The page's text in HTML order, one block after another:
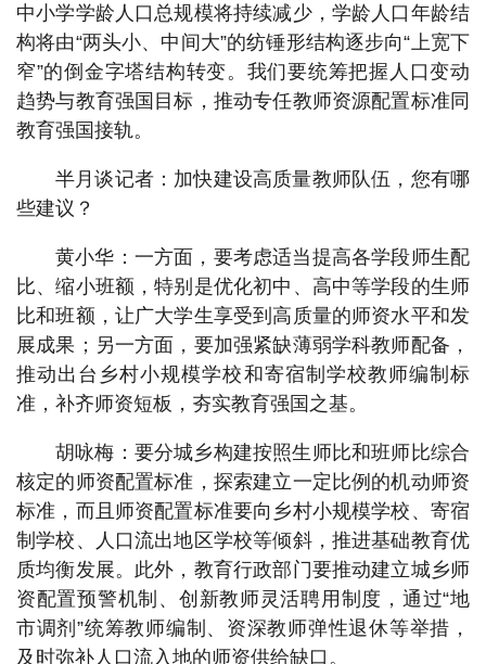
中小学学龄人口总规模将持续减少，学龄人口年龄结
构将由“两头小、中间大”的纺锤形结构逐步向“上宽下
窄”的倒金字塔结构转变。我们要统筹把握人口变动
趋势与教育强国目标，推动专任教师资源配置标准同
教育强国接轨。
半月谈记者：加快建设高质量教师队伍，您有哪
些建议？
黄小华：一方面，要考虑适当提高各学段师生配
比、缩小班额，特别是优化初中、高中等学段的生师
比和班额，让广大学生享受到高质量的师资水平和发
展成果；另一方面，要加强紧缺薄弱学科教师配备，
推动出台乡村小规模学校和寄宿制学校教师编制标
准，补齐师资短板，夯实教育强国之基。
胡咏梅：要分城乡构建按照生师比和班师比综合
核定的师资配置标准，探索建立一定比例的机动师资
标准，而且师资配置标准要向乡村小规模学校、寄宿
制学校、人口流出地区学校等倾斜，推进基础教育优
质均衡发展。此外，教育行政部门要推动建立城乡师
资配置预警机制、创新教师灵活聘用制度，通过“地
市调剂”统筹教师编制、资深教师弹性退休等举措，
及时弥补人口流入地的师资供给缺口。